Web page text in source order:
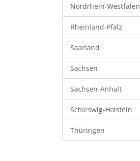
Nordrhein-Westfalen
Rheinland-Pfalz
Saarland
Sachsen
Sachsen-Anhalt
Schleswig-Holstein
Thüringen